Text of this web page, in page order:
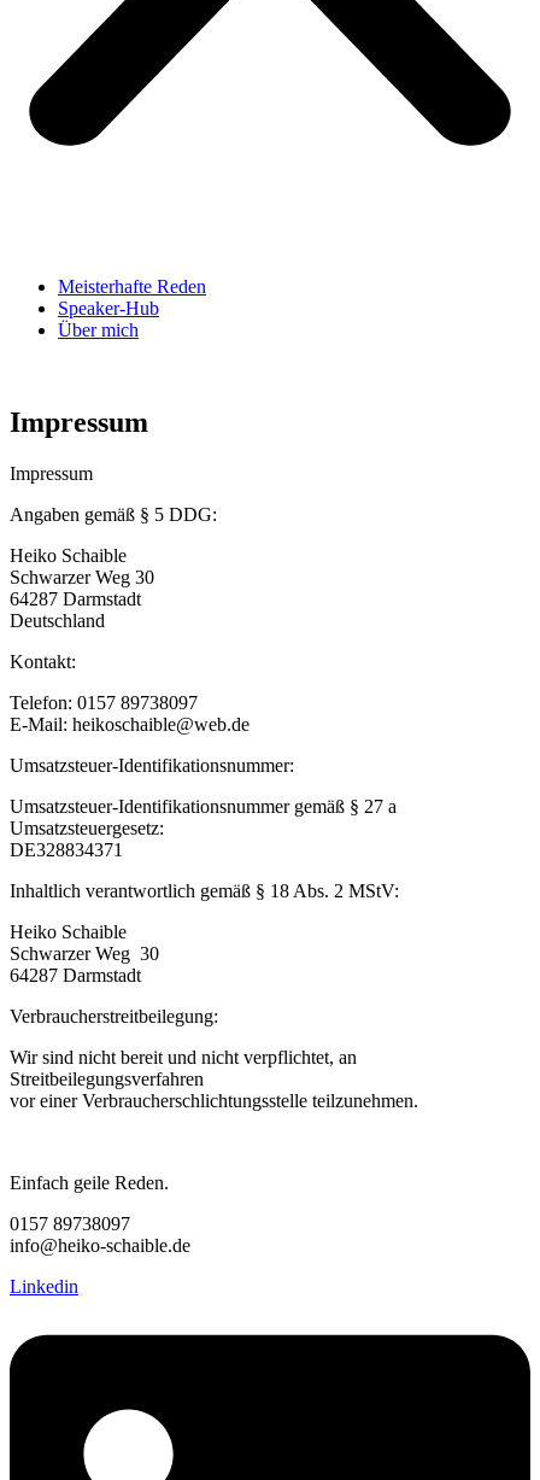
Meisterhafte Reden
Speaker-Hub
Über mich
Impressum
Impressum
Angaben gemäß § 5 DDG:
Heiko Schaible
Schwarzer Weg 30
64287 Darmstadt
Deutschland
Kontakt:
Telefon: 0157 89738097
E-Mail: heikoschaible@web.de
Umsatzsteuer-Identifikationsnummer:
Umsatzsteuer-Identifikationsnummer gemäß § 27 a
Umsatzsteuergesetz:
DE328834371
Inhaltlich verantwortlich gemäß § 18 Abs. 2 MStV:
Heiko Schaible
Schwarzer Weg 30
64287 Darmstadt
Verbraucherstreitbeilegung:
Wir sind nicht bereit und nicht verpflichtet, an
Streitbeilegungsverfahren
vor einer Verbraucherschlichtungsstelle teilzunehmen.
Einfach geile Reden.
0157 89738097
info@heiko-schaible.de
Linkedin